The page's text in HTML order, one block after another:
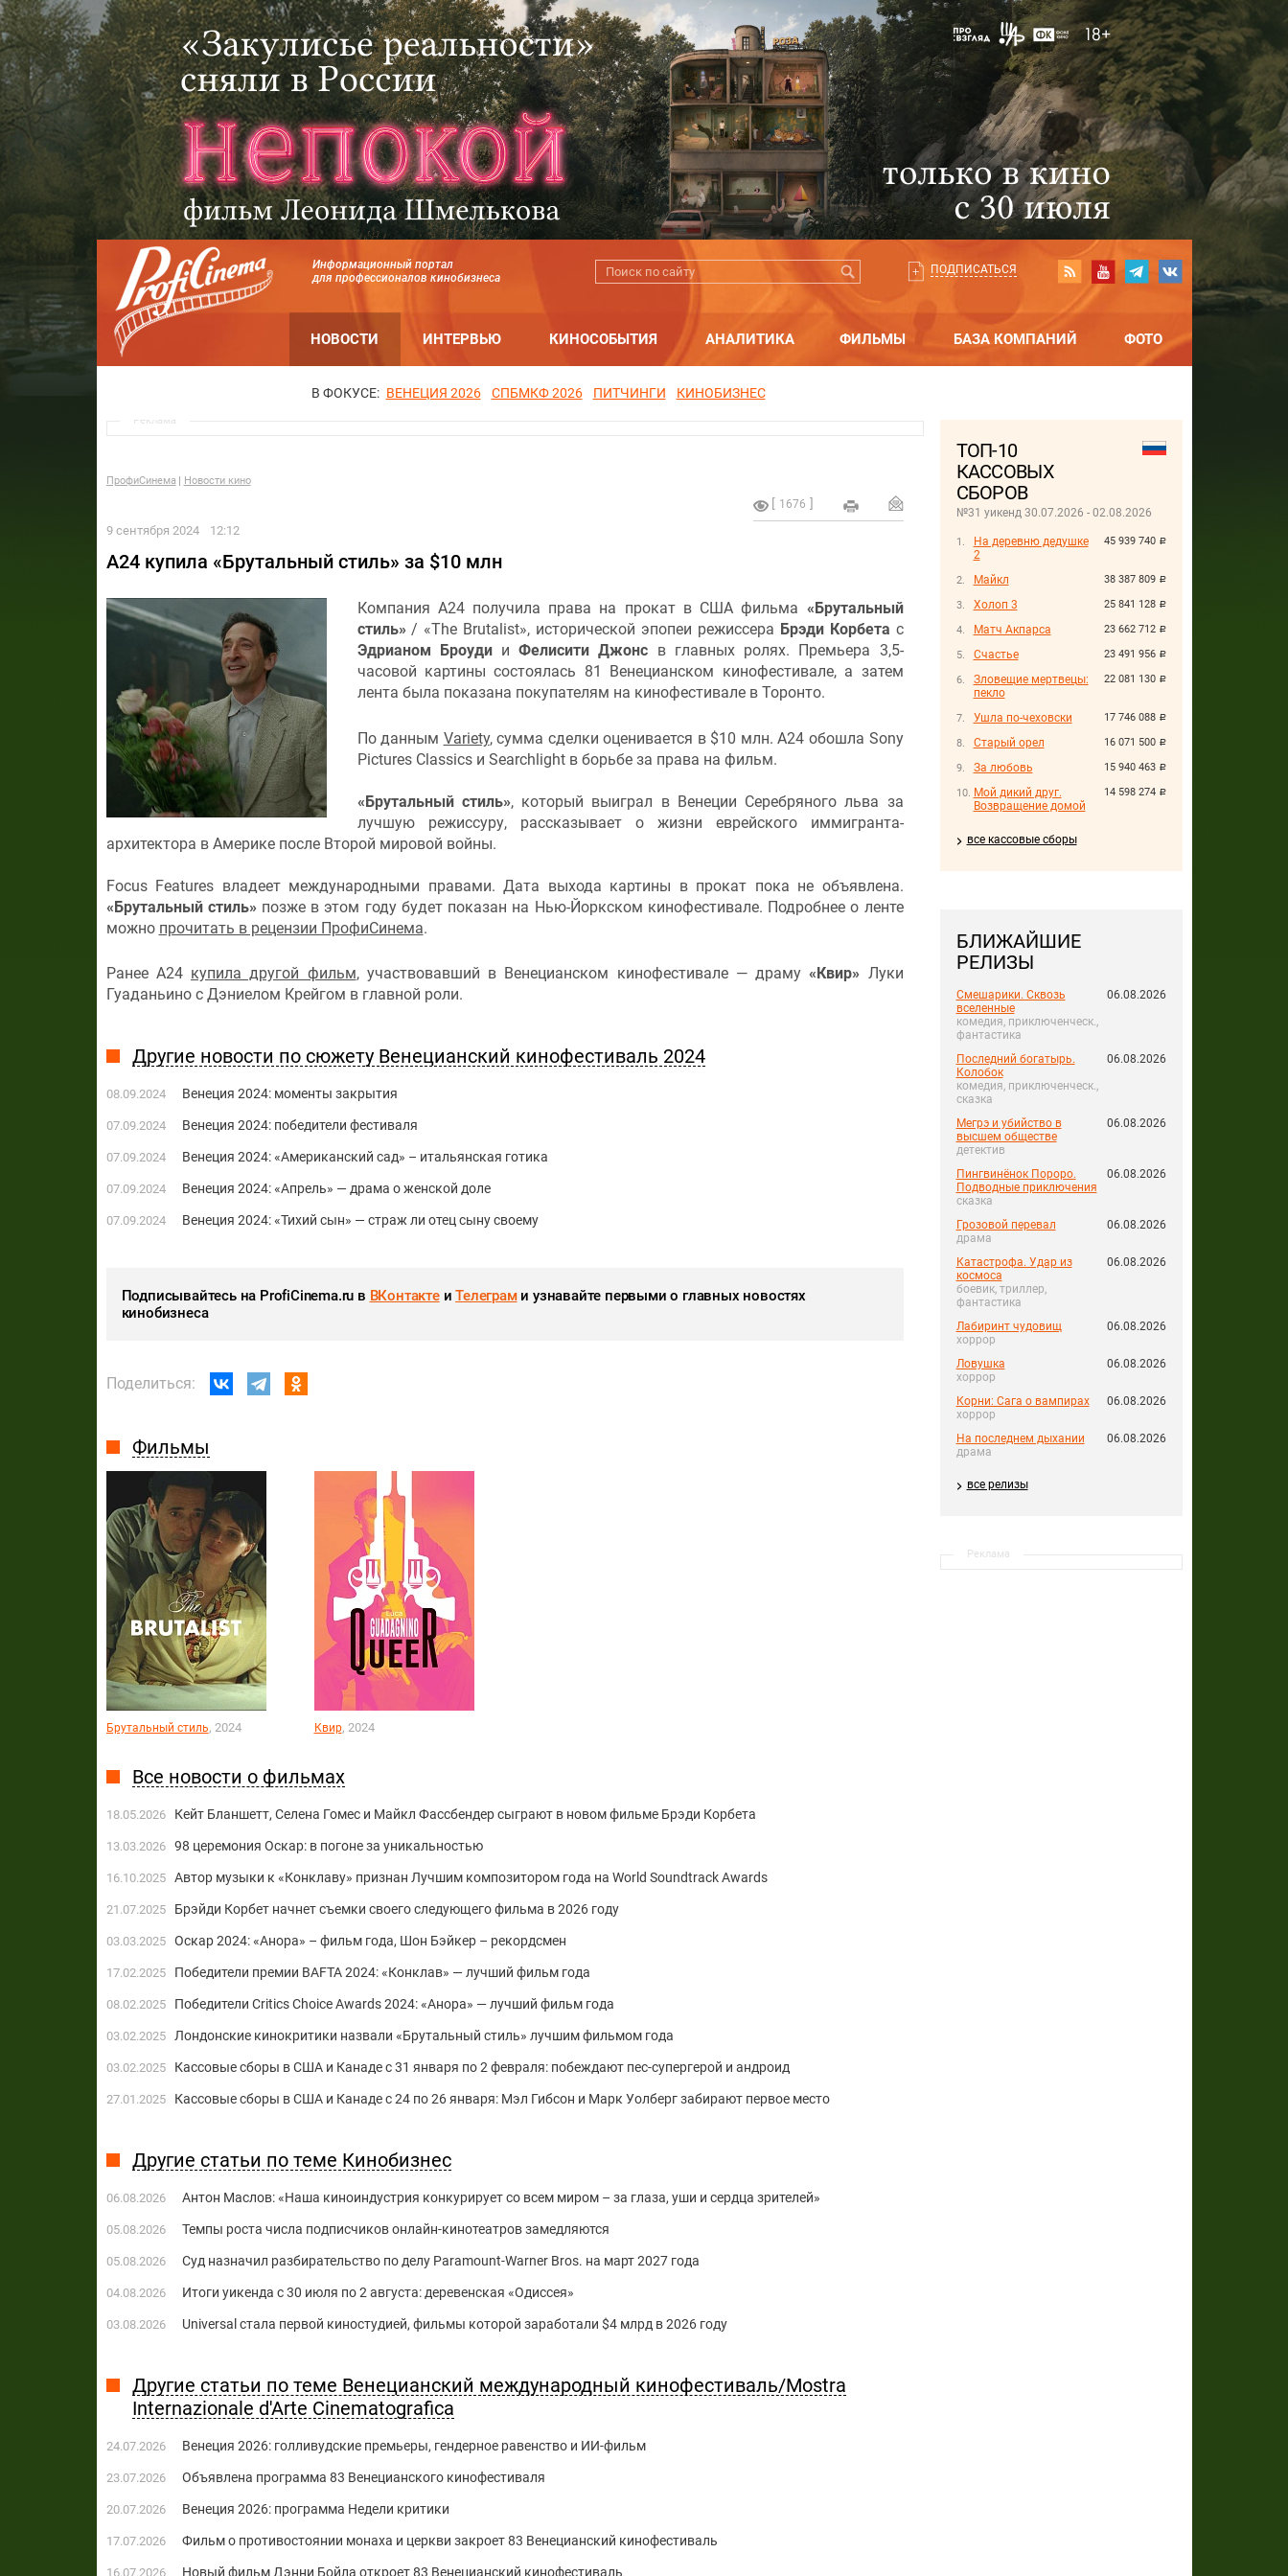
Информационный портал
для профессионалов кинобизнеса
ПОДПИСАТЬСЯ
НОВОСТИ ИНТЕРВЬЮ КИНОСОБЫТИЯ АНАЛИТИКА ФИЛЬМЫ БАЗА КОМПАНИЙ ФОТО
В ФОКУСЕ: ВЕНЕЦИЯ 2026 СПБМКФ 2026 ПИТЧИНГИ КИНОБИЗНЕС
ТОП-10
КАССОВЫХ
СБОРОВ
№31 уикенд 30.07.2026 - 02.08.2026
45 939 740 руб.
На деревню дедушке
2
38 387 809 руб.
Майкл
25 841 128 руб.
Холоп 3
23 662 712 руб.
Матч Акпарса
23 491 956 руб.
Счастье
22 081 130 руб.
Зловещие мертвецы:
пекло
17 746 088 руб.
Ушла по-чеховски
16 071 500 руб.
Старый орел
15 940 463 руб.
За любовь
14 598 274 руб.
Мой дикий друг.
Возвращение домой
все кассовые сборы
БЛИЖАЙШИЕ
РЕЛИЗЫ
Смешарики. Сквозь
вселенные
комедия, приключенческ.,
фантастика
06.08.2026
Последний богатырь.
Колобок
комедия, приключенческ.,
сказка
06.08.2026
Мегрэ и убийство в
высшем обществе
детектив
06.08.2026
Пингвинёнок Пороро.
Подводные приключения
сказка
06.08.2026
Грозовой перевал
драма
06.08.2026
Катастрофа. Удар из
космоса
боевик, триллер,
фантастика
06.08.2026
Лабиринт чудовищ
хоррор
06.08.2026
Ловушка
хоррор
06.08.2026
Корни: Сага о вампирах
хоррор
06.08.2026
На последнем дыхании
драма
06.08.2026
все релизы
Реклама
Реклама
ПрофиСинема Новости кино
1676
9 сентября 2024 12:12
A24 купила «Брутальный стиль» за $10 млн
Компания A24 получила права на прокат в США фильма «Брутальный
стиль» / «The Brutalist», исторической эпопеи режиссера Брэди Корбета с
Эдрианом Броудии Фелисити Джонс в главных ролях. Премьера 3,5-
часовой картины состоялась 81 Венецианском кинофестивале, а затем
лента была показана покупателям на кинофестивале в Торонто.
По данным Variety, сумма сделки оценивается в $10 млн. A24 обошла Sony
Pictures Classics и Searchlight в борьбе за права на фильм.
«Брутальный стиль», который выиграл в Венеции Серебряного льва за
лучшую режиссуру, рассказывает о жизни еврейского иммигранта-
архитектора в Америке после Второй мировой войны.
Focus Features владеет международными правами. Дата выхода картины в прокат пока не объявлена.
«Брутальный стиль» позже в этом году будет показан на Нью-Йоркском кинофестивале. Подробнее о ленте
можно прочитать в рецензии ПрофиСинема.
Ранее A24 купила другой фильм, участвовавший в Венецианском кинофестивале — драму«Квир» Луки
Гуаданьино с Дэниелом Крейгом в главной роли.
Другие новости по сюжету Венецианский кинофестиваль 2024
08.09.2024 Венеция 2024: моменты закрытия
07.09.2024 Венеция 2024: победители фестиваля
07.09.2024 Венеция 2024: «Американский сад» – итальянская готика
07.09.2024 Венеция 2024: «Апрель» — драма о женской доле
07.09.2024 Венеция 2024: «Тихий сын» — страж ли отец сыну своему
Подписывайтесь на ProfiCinema.ru в ВКонтактеиТелеграми узнавайте первыми о главных новостях
кинобизнеса
Поделиться:
Фильмы
Брутальный стиль, 2024 Квир, 2024
Все новости о фильмах
18.05.2026 Кейт Бланшетт, Селена Гомес и Майкл Фассбендер сыграют в новом фильме Брэди Корбета
13.03.2026 98 церемония Оскар: в погоне за уникальностью
16.10.2025 Автор музыки к «Конклаву» признан Лучшим композитором года на World Soundtrack Awards
21.07.2025 Брэйди Корбет начнет съемки своего следующего фильма в 2026 году
03.03.2025 Оскар 2024: «Анора» – фильм года, Шон Бэйкер – рекордсмен
17.02.2025 Победители премии BAFTA 2024: «Конклав» — лучший фильм года
08.02.2025 Победители Critics Choice Awards 2024: «Анора» — лучший фильм года
03.02.2025 Лондонские кинокритики назвали «Брутальный стиль» лучшим фильмом года
03.02.2025 Кассовые сборы в США и Канаде с 31 января по 2 февраля: побеждают пес-супергерой и андроид
27.01.2025 Кассовые сборы в США и Канаде с 24 по 26 января: Мэл Гибсон и Марк Уолберг забирают первое место
Другие статьи по теме Кинобизнес
06.08.2026 Антон Маслов: «Наша киноиндустрия конкурирует со всем миром – за глаза, уши и сердца зрителей»
05.08.2026 Темпы роста числа подписчиков онлайн-кинотеатров замедляются
05.08.2026 Суд назначил разбирательство по делу Paramount-Warner Bros. на март 2027 года
04.08.2026 Итоги уикенда с 30 июля по 2 августа: деревенская «Одиссея»
03.08.2026 Universal стала первой киностудией, фильмы которой заработали $4 млрд в 2026 году
Другие статьи по теме Венецианский международный кинофестиваль/Mostra
Internazionale d'Arte Cinematografica
24.07.2026 Венеция 2026: голливудские премьеры, гендерное равенство и ИИ-фильм
23.07.2026 Объявлена программа 83 Венецианского кинофестиваля
20.07.2026 Венеция 2026: программа Недели критики
17.07.2026 Фильм о противостоянии монаха и церкви закроет 83 Венецианский кинофестиваль
16.07.2026 Новый фильм Дэнни Бойла откроет 83 Венецианский кинофестиваль